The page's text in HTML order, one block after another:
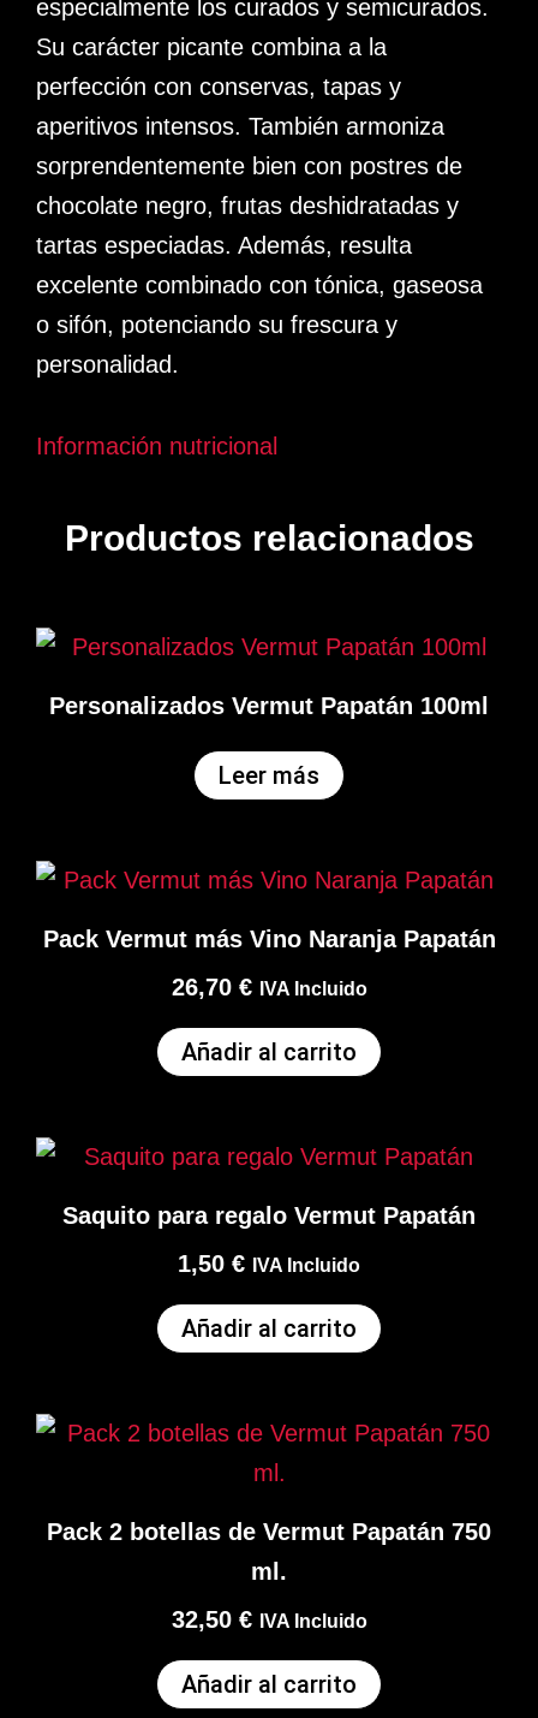
especialmente los curados y semicurados.
Su carácter picante combina a la
perfección con conservas, tapas y
aperitivos intensos. También armoniza
sorprendentemente bien con postres de
chocolate negro, frutas deshidratadas y
tartas especiadas. Además, resulta
excelente combinado con tónica, gaseosa
o sifón, potenciando su frescura y
personalidad.
Información nutricional
Productos relacionados
Personalizados Vermut Papatán 100ml
Leer más
Pack Vermut más Vino Naranja Papatán
26,70 € IVA Incluido
Añadir al carrito
Saquito para regalo Vermut Papatán
1,50 € IVA Incluido
Añadir al carrito
Pack 2 botellas de Vermut Papatán 750
ml.
32,50 € IVA Incluido
Añadir al carrito